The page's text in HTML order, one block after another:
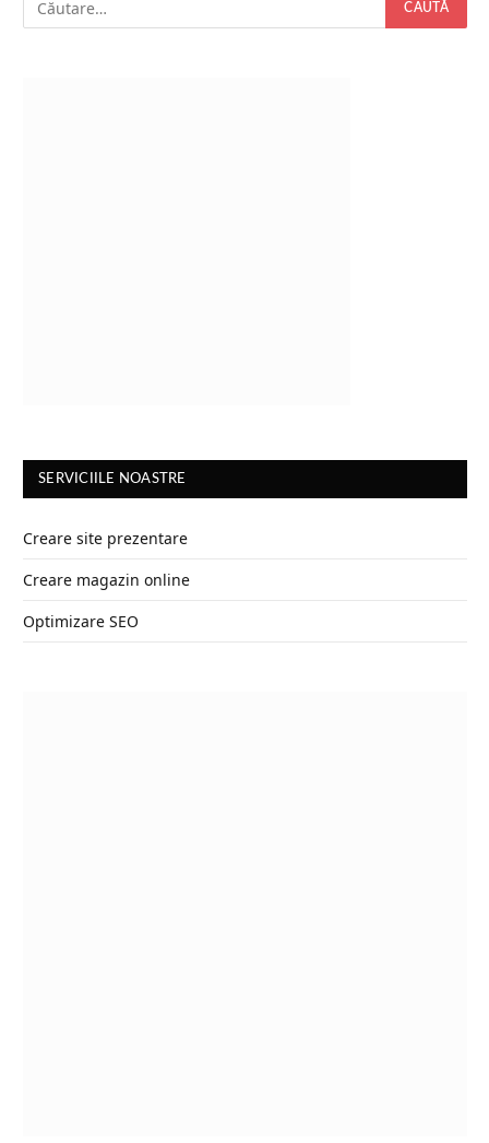
SERVICIILE NOASTRE
Creare site prezentare
Creare magazin online
Optimizare SEO